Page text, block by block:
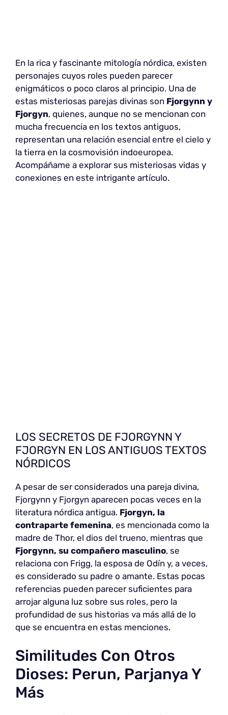
En la rica y fascinante mitología nórdica, existen
personajes cuyos roles pueden parecer
enigmáticos o poco claros al principio. Una de
estas misteriosas parejas divinas son Fjorgynn y
Fjorgyn, quienes, aunque no se mencionan con
mucha frecuencia en los textos antiguos,
representan una relación esencial entre el cielo y
la tierra en la cosmovisión indoeuropea.
Acompáñame a explorar sus misteriosas vidas y
conexiones en este intrigante artículo.
LOS SECRETOS DE FJORGYNN Y
FJORGYN EN LOS ANTIGUOS TEXTOS
NÓRDICOS
A pesar de ser considerados una pareja divina,
Fjorgynn y Fjorgyn aparecen pocas veces en la
literatura nórdica antigua. Fjorgyn, la
contraparte femenina, es mencionada como la
madre de Thor, el dios del trueno, mientras que
Fjorgynn, su compañero masculino, se
relaciona con Frigg, la esposa de Odín y, a veces,
es considerado su padre o amante. Estas pocas
referencias pueden parecer suficientes para
arrojar alguna luz sobre sus roles, pero la
profundidad de sus historias va más allá de lo
que se encuentra en estas menciones.
Similitudes Con Otros
Dioses: Perun, Parjanya Y
Más